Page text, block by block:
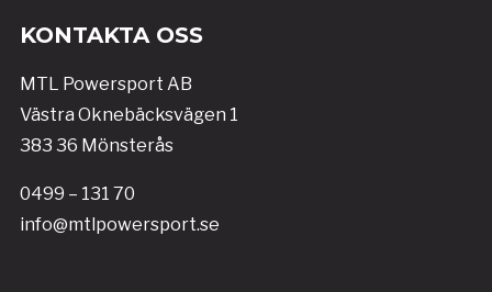
KONTAKTA OSS
MTL Powersport AB
Västra Oknebäcksvägen 1
383 36 Mönsterås
0499 – 131 70
info@mtlpowersport.se